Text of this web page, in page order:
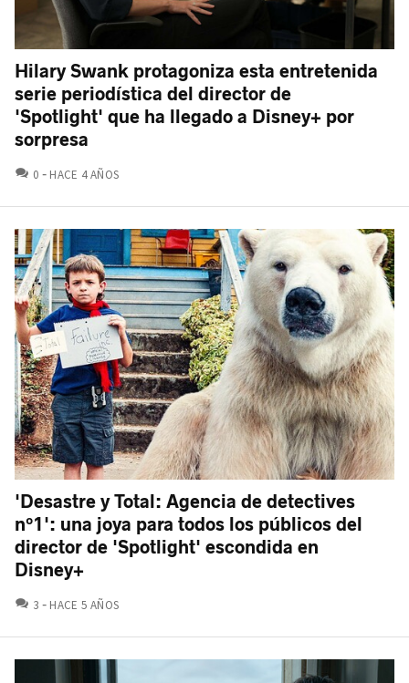
Hilary Swank protagoniza esta entretenida
serie periodística del director de
'Spotlight' que ha llegado a Disney+ por
sorpresa
0 COMENTARIOS
HACE 4 AÑOS
'Desastre y Total: Agencia de detectives
nº1': una joya para todos los públicos del
director de 'Spotlight' escondida en
Disney+
3 COMENTARIOS
HACE 5 AÑOS